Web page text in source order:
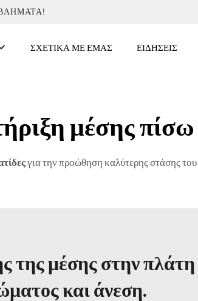
ΣΧΕΤΙΚΆ ΜΕ ΕΜΆΣ ΕΙΔΉΣΕΙΣ
μέσης πίσω
για την προώθηση καλύτερης στάσης
της μέσης στην
και άνεση.